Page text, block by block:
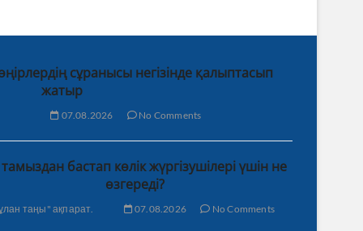
сұранысы негізінде қалыптасып
жатыр
07.08.2026 No Comments
бастап көлік жүргізушілері үшін не
өзгереді?
таңы" ақпарат. 07.08.2026 No Comments